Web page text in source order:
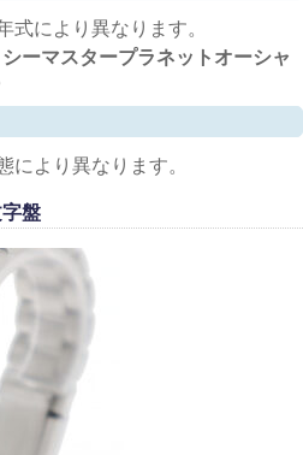
式により異なります。
シーマスタープラネットオーシャ
により異なります。
盤